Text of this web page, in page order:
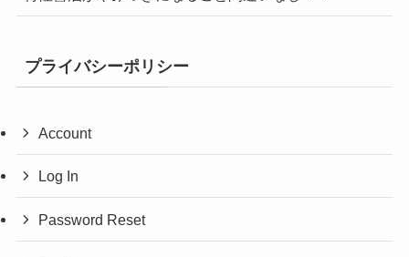
プライバシーポリシー
Account
Log In
Password Reset